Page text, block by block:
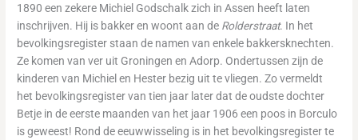
1890 een zekere Michiel Godschalk zich in Assen heeft laten
inschrijven. Hij is bakker en woont aan de Rolderstraat. In het
bevolkingsregister staan de namen van enkele bakkersknechten.
Ze komen van ver uit Groningen en Adorp. Ondertussen zijn de
kinderen van Michiel en Hester bezig uit te vliegen. Zo vermeldt
het bevolkingsregister van tien jaar later dat de oudste dochter
Betje in de eerste maanden van het jaar 1906 een poos in Borculo
is geweest! Rond de eeuwwisseling is in het bevolkingsregister te